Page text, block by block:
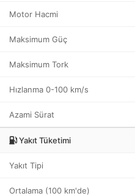
Motor Hacmi
Maksimum Güç
Maksimum Tork
Hızlanma 0-100 km/s
Azami Sürat
Yakıt Tüketimi
Yakıt Tipi
Ortalama (100 km'de)